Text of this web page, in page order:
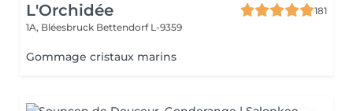
L'Orchidée
181
1A, Bléesbruck Bettendorf L-9359
Gommage cristaux marins